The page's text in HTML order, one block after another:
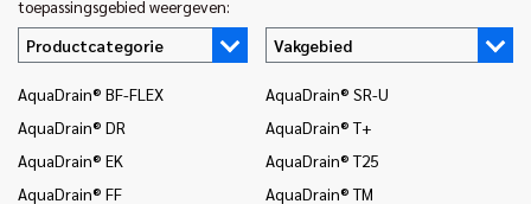
toepassingsgebied weergeven:
Productcategorie
Vakgebied
AquaDrain® BF-FLEX
AquaDrain® DR
AquaDrain® EK
AquaDrain® FF
AquaDrain® SR-U
AquaDrain® T+
AquaDrain® T25
AquaDrain® TM